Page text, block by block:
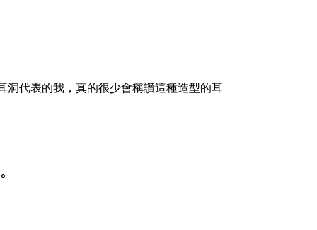
洞代表的我，真的很少會稱讚這種造型的耳